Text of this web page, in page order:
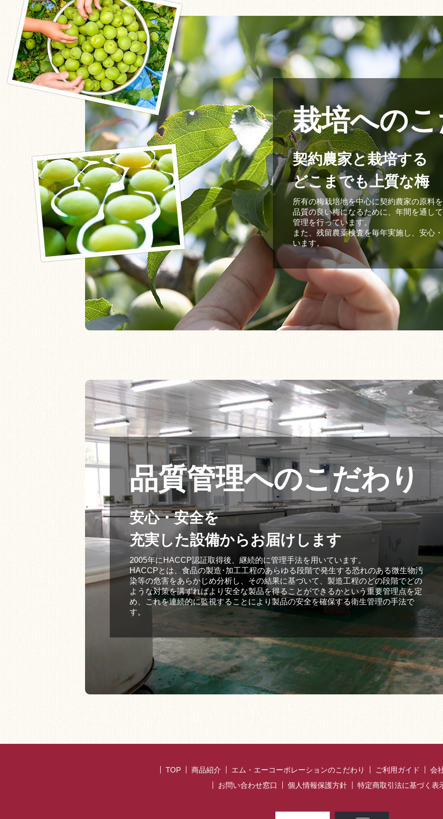
栽培への
契約農家と栽培する
どこまでも上質な梅
所有の梅栽培地を中心に契約農家の原料
品質の良い梅になるために、年間を通し
管理を行っています。
また、残留農薬検査を毎年実施し、安心
います。
品質管理へのこだわり
安心・安全を
充実した設備からお届けします
2005年にHACCP認証取得後、継続的に管理手法を用いています。
HACCPとは、食品の製造･加工工程のあらゆる段階で発生する恐れのある微生物汚
染等の危害をあらかじめ分析し、その結果に基づいて、製造工程のどの段階でどの
ような対策を講ずればより安全な製品を得ることができるかという重要管理点を定
め、これを連続的に監視することにより製品の安全を確保する衛生管理の手法で
す。
TOP 商品紹介 エム・エーコーポレーションのこだわり ご利用ガイド
会
お問い合わせ窓口
個人情報保護方針 特定商取引法に基づく表